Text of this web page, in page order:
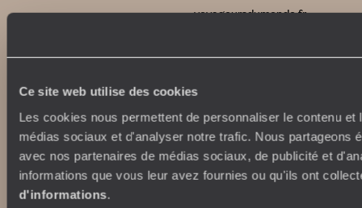
Ce site web utilise des cookies
Les cookies nous permettent de personnaliser le contenu
médias sociaux et d'analyser notre trafic. Nous partageons
avec nos partenaires de médias sociaux, de publicité et
informations que vous leur avez fournies ou qu'ils ont
d'informations.
voyageursdumonde.fr
voyageursdumonde.com
originaltravel.co.uk
originaldiving.com
extraordinaryjourneys.com